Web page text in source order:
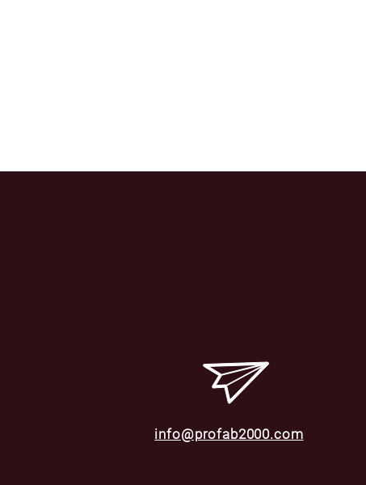
info@profab2000.com